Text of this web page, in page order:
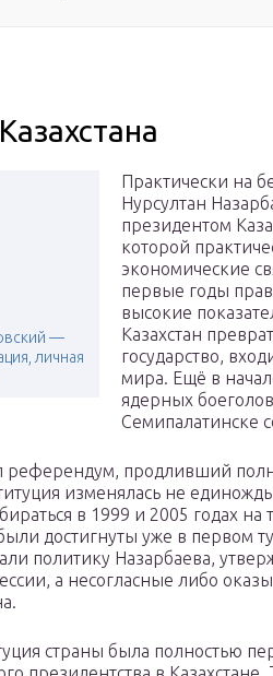
—
личная
Практически на
Нурсултан
президентом
которой
экономические
первые годы
высокие
Казахстан
государство,
мира. Ещё в
ядерных
Семипалатинске
референдум, продливший
изменялась не
в 1999 и 2005 годах
достигнуты уже в первом
политику Назарбаева,
а несогласные либо
страны была полностью